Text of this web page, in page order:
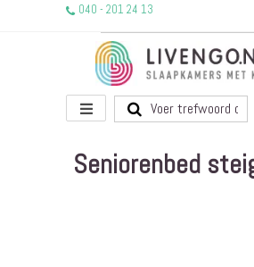
040 - 201 24 13
Toggle
Seniorenbed